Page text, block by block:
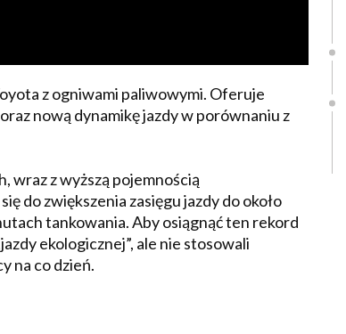
z ogniwami paliwowymi. Oferuje
nową dynamikę jazdy w porównaniu z
wraz z wyższą pojemnością
do zwiększenia zasięgu jazdy do około
tankowania. Aby osiągnąć ten rekord
ekologicznej”, ale nie stosowali
na co dzień.